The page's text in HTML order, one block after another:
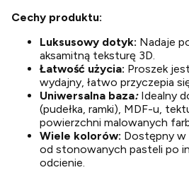
Cechy produktu:
Luksusowy dotyk: Nadaje
aksamitną teksturę 3D.
Łatwość użycia: Proszek
wydajny, łatwo przyczepia
Uniwersalna baza:Idealny
(pudełka, ramki), MDF-u,
powierzchni malowanych
Wiele kolorów: Dostępny w
od stonowanych pasteli po
odcienie.